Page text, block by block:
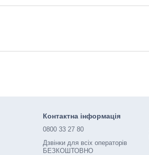
Контактна інформація
0800 33 27 80
Дзвінки для всіх операторів
БЕЗКОШТОВНО